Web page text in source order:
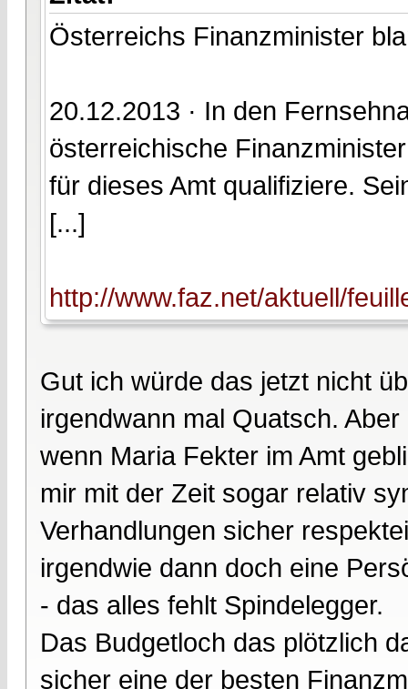
Österreichs Finanzminister
20.12.2013 · In den
österreichische
für dieses Amt qualifiziere.
[...]
http://www.faz.net/aktuell/
Gut ich würde das jetzt nicht
irgendwann mal Quatsch.
wenn Maria Fekter im Amt
mir mit der Zeit sogar relativ
Verhandlungen sicher
irgendwie dann doch eine
- das alles fehlt Spindelegger.
Das Budgetloch das plötzlich
sicher eine der besten